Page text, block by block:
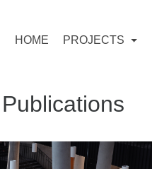
HOME PROJECTS
Publications